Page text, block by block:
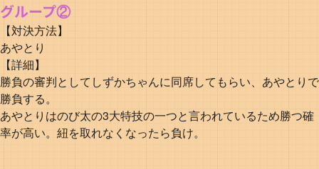
グループ②
【対決方法】
あやとり
【詳細】
勝負の審判としてしずかちゃんに同席してもらい、あやとりで
勝負する。
あやとりはのび太の3大特技の一つと言われているため勝つ確
率が高い。紐を取れなくなったら負け。